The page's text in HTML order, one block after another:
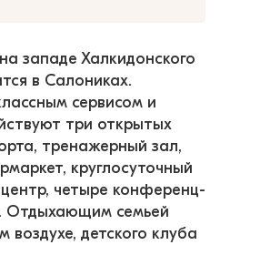
западе Халкидонского
в Салониках.
сервисом и
три открытых
тренажерный зал,
круглосуточный
четыре конференц-
Отдыхающим семьей
детского клуба